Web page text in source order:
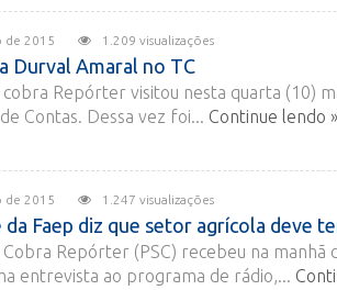
de 2015 1.209 visualizações
Durval Amaral no TC
Repórter visitou nesta quarta (10)
Contas. Dessa vez foi... Continue lendo »
de 2015 1.247 visualizações
da Faep diz que setor agrícola deve
Repórter (PSC) recebeu na manhã
entrevista ao programa de rádio,...